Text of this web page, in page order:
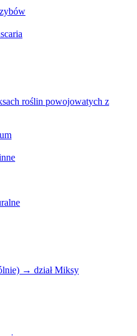
roślin powojowatych z
→ dział Miksy